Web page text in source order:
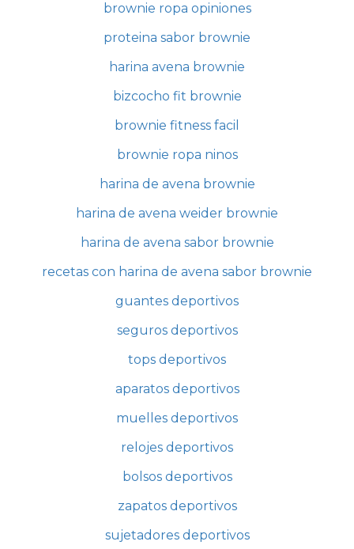
brownie ropa opiniones
proteina sabor brownie
harina avena brownie
bizcocho fit brownie
brownie fitness facil
brownie ropa ninos
harina de avena brownie
harina de avena weider brownie
harina de avena sabor brownie
recetas con harina de avena sabor brownie
guantes deportivos
seguros deportivos
tops deportivos
aparatos deportivos
muelles deportivos
relojes deportivos
bolsos deportivos
zapatos deportivos
sujetadores deportivos